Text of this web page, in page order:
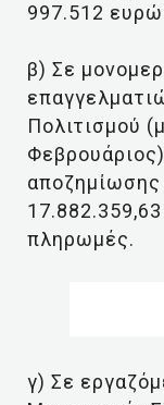
997.512
β) Σε
Πολιτισμού
αποζημίωσης
πληρωμές.
γ) Σε